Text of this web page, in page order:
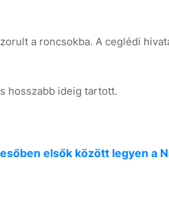
a roncsokba. A ceglédi
hosszabb ideig tartott.
elsők között legyen a